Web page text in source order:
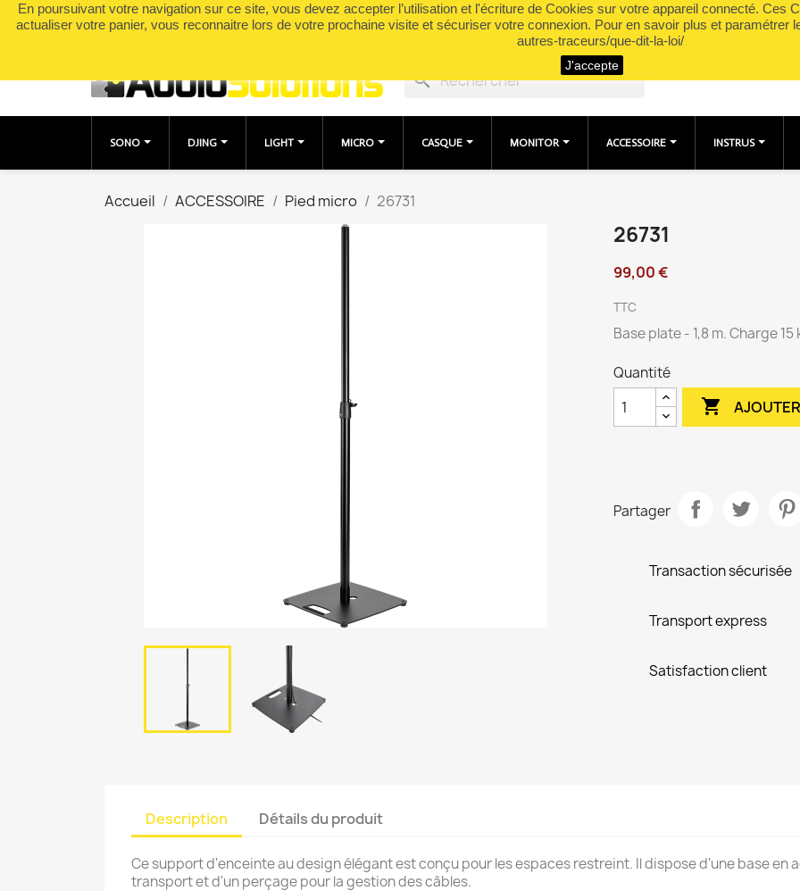
En poursuivant votre navigation sur ce site, vous devez accepter l’utilisation et l'écriture de Cookies sur votre appareil connecté. Ces
actualiser votre panier, vous reconnaitre lors de votre prochaine visite et sécuriser votre connexion. Pour en savoir plus et
autres-traceurs/que-dit-la-loi/
J'accepte
Appelez-nous :0490049895
search
SONO DJING LIGHT MICRO CASQUE MONITOR ACCESSOIRE INSTRUS
Accueil ACCESSOIRE Pied micro 26731
26731
99,00 €
TTC
Base plate - 1,8 m. Charge 15
Quantité

Partager
Transaction sécurisée
Transport express
Satisfaction client
Description Détails du produit
Ce support d'enceinte au design élégant est conçu pour les espaces restreint. Il dispose d'une base en
transport et d'un perçage pour la gestion des câbles.